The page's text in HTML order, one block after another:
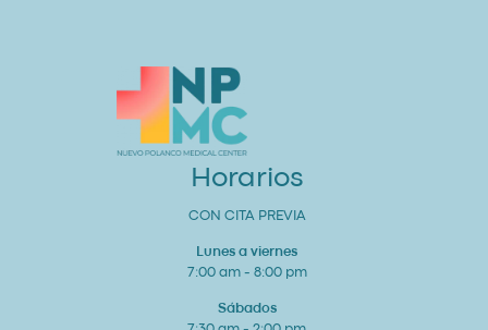
Horarios
CON CITA PREVIA
Lunes a viernes
7:00 am - 8:00 pm
Sábados